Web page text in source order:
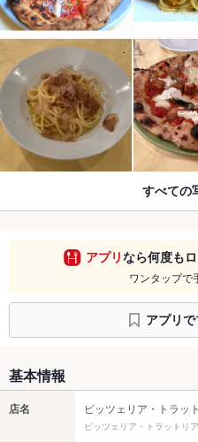
すべての
アプリなら何度も
ワンタップで
アプリ
基本情報
店名 ピッツェリア・トラ
ピッツェリア・トラットリ